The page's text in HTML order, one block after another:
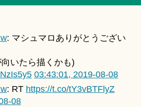
IRISCALA
a
ts
ki
＊
│Twitter
2019-
08-
08
: マシュマロありがとうござい
いたら描くかも)
03:43:01, 2019-08-08
: RT https://t.co/tY3vBTFlyZ
08